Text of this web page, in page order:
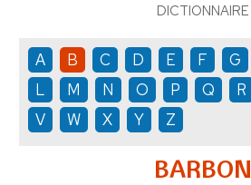
DICTIONNAIRE
A B C D E F G
L
M N O P Q R
V
W X Y Z
BARBON